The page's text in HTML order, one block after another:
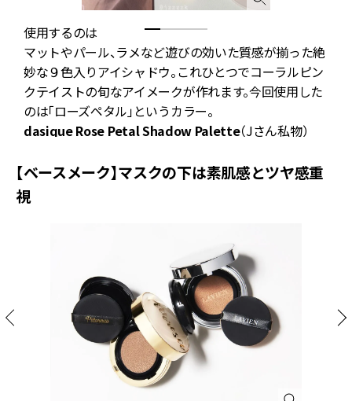
使用するのは
マットやパール、ラメなど遊びの効いた質感が揃った絶
妙な９色入りアイシャドウ。これひとつでコーラルピン
クテイストの旬なアイメークが作れます。今回使用した
のは「ローズペタル」というカラー。
dasique Rose Petal Shadow Palette（Jさん私物）
【ベースメーク】マスクの下は素肌感とツヤ感重
視